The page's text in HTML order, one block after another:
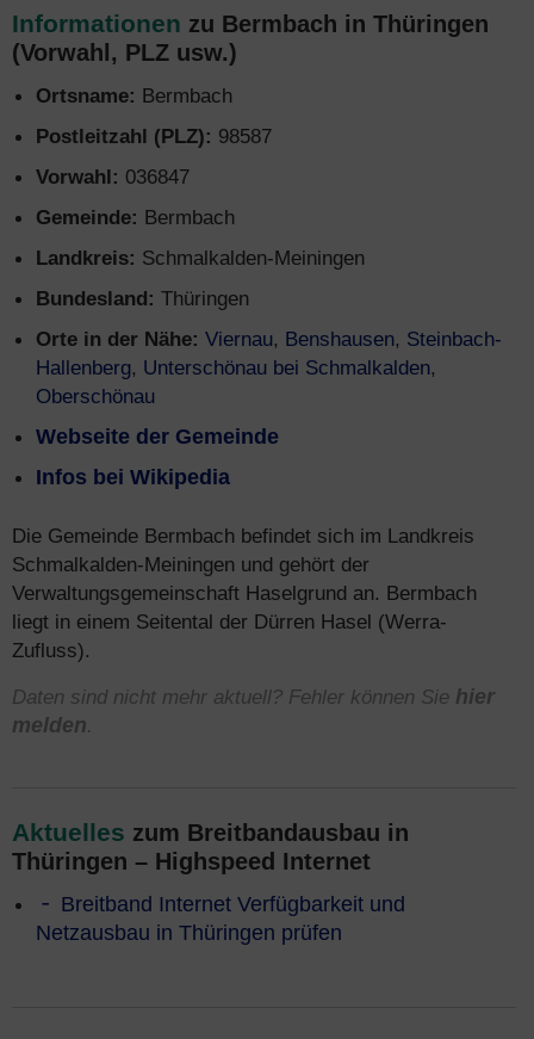
Informationen zu Bermbach in Thüringen
(Vorwahl, PLZ usw.)
Ortsname: Bermbach
Postleitzahl (PLZ): 98587
Vorwahl: 036847
Gemeinde: Bermbach
Landkreis: Schmalkalden-Meiningen
Bundesland: Thüringen
Orte in der Nähe: Viernau, Benshausen, Steinbach-
Hallenberg, Unterschönau bei Schmalkalden,
Oberschönau
Webseite der Gemeinde
Infos bei Wikipedia
Die Gemeinde Bermbach befindet sich im Landkreis
Schmalkalden-Meiningen und gehört der
Verwaltungsgemeinschaft Haselgrund an. Bermbach
liegt in einem Seitental der Dürren Hasel (Werra-
Zufluss).
Daten sind nicht mehr aktuell? Fehler können Sie hier
melden.
Aktuelles zum Breitbandausbau in
Thüringen – Highspeed Internet
Breitband Internet Verfügbarkeit und
Netzausbau in Thüringen prüfen